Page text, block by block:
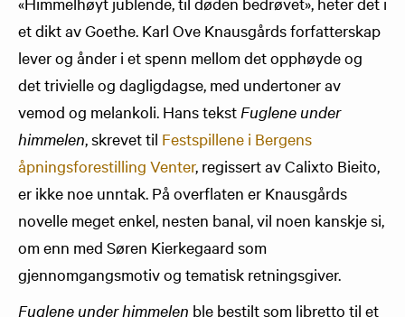
et dikt av Goethe. Karl Ove Knausgårds forfatterskap
lever og ånder i et spenn mellom det opphøyde og
det trivielle og dagligdagse, med undertoner av
vemod og melankoli. Hans tekst Fuglene under
himmelen, skrevet til Festspillene i Bergens
åpningsforestilling Venter, regissert av Calixto Bieito,
er ikke noe unntak. På overflaten er Knausgårds
novelle meget enkel, nesten banal, vil noen kanskje si,
om enn med Søren Kierkegaard som
gjennomgangsmotiv og tematisk retningsgiver.
Fuglene under himmelen ble bestilt som libretto til et